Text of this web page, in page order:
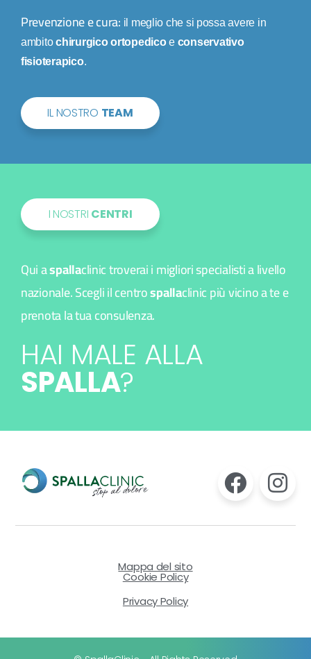
Prevenzione e cura: il meglio che si possa avere in
ambitochirurgico ortopedicoe conservativo
fisioterapico.
IL NOSTRO TEAM
I NOSTRI CENTRI
Qui aspallaclinic troverai i migliori specialisti a livello
nazionale. Scegli il centrospallaclinic più vicino a te e
prenota la tua consulenza.
HAI MALE ALLA
SPALLA?
Mappa del sito
Cookie Policy
Privacy Policy